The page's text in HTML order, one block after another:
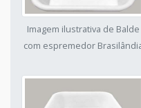
Imagem ilustrativa de Balde
com espremedor